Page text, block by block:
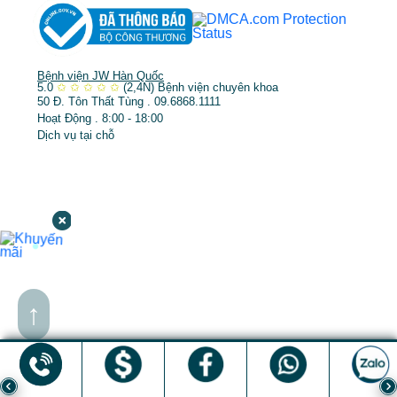
↑
Bệnh viện JW Hàn Quốc
5.0 ✩ ✩ ✩ ✩ ✩ (2,4N) Bệnh viện chuyên khoa
50 Đ. Tôn Thất Tùng . 09.6868.1111
Hoạt Động . 8:00 - 18:00
Dịch vụ tại chỗ